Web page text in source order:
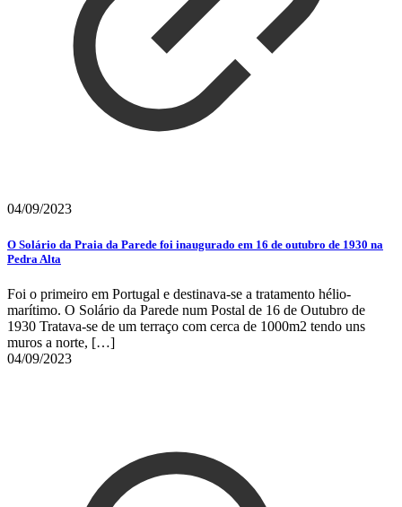
04/09/2023
O Solário da Praia da Parede foi inaugurado em 16 de outubro de 1930 na
Pedra Alta
Foi o primeiro em Portugal e destinava-se a tratamento hélio-
marítimo. O Solário da Parede num Postal de 16 de Outubro de
1930 Tratava-se de um terraço com cerca de 1000m2 tendo uns
muros a norte, […]
04/09/2023